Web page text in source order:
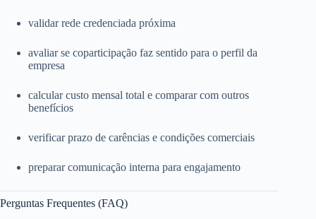
validar rede credenciada próxima
avaliar se coparticipação faz sentido para o perfil da
empresa
calcular custo mensal total e comparar com outros
benefícios
verificar prazo de carências e condições comerciais
preparar comunicação interna para engajamento
Perguntas Frequentes (FAQ)